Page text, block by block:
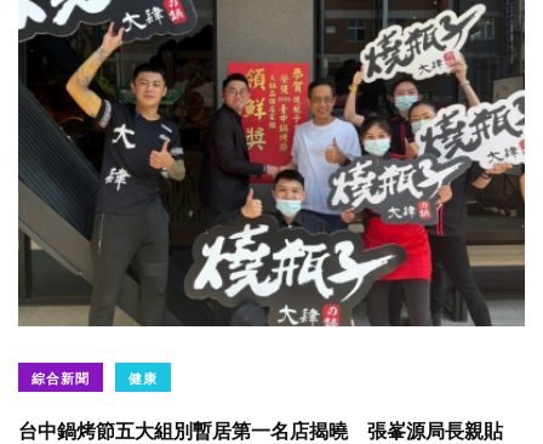
綜合新聞 健康
台中鍋烤節五大組別暫居第一名店揭曉 張峯源局長親貼